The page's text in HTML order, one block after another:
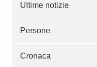
Ultime notizie
Persone
Cronaca